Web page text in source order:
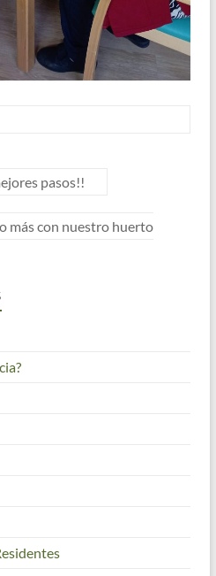
pasos!!
más con nuestro huerto